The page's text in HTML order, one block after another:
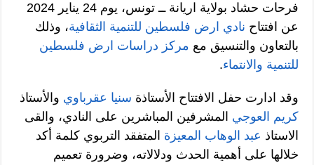
فرحات حشاد بولاية اريانة ــ تونس، يوم 24 يناير 2024
عن افتتاح نادي ارض فلسطين للتنمية الثقافية، وذلك
بالتعاون والتنسيق مع مركز دراسات ارض فلسطين
للتنمية والانتماء.
وقد ادارت حفل الافتتاح الأستاذة سنيا عقرباوي والأستاذ
كريم العوجي المشرفين المباشرين على النادي، والقى
الاستاذ عبد الوهاب المعيزة المتفقد التربوي كلمة أكد
خلالها على أهمية الحدث ودلالاته، وضرورة تعميم